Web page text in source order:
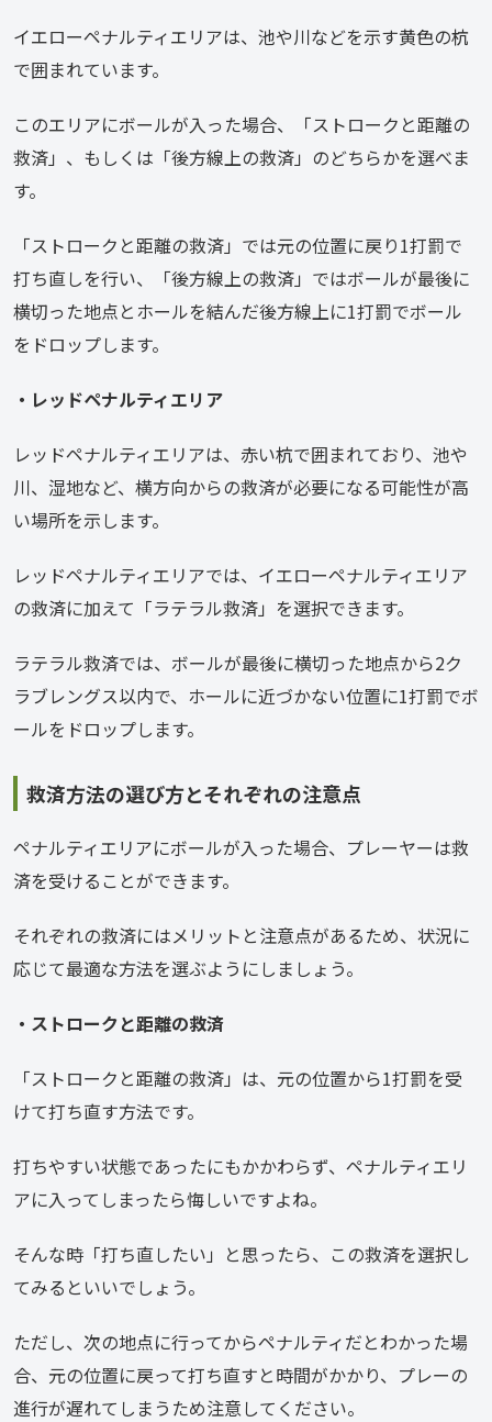
イエローペナルティエリアは、池や川などを示す黄色の杭
で囲まれています。
このエリアにボールが入った場合、「ストロークと距離の
救済」、もしくは「後方線上の救済」のどちらかを選べま
す。
「ストロークと距離の救済」では元の位置に戻り1打罰で
打ち直しを行い、「後方線上の救済」ではボールが最後に
横切った地点とホールを結んだ後方線上に1打罰でボール
をドロップします。
・レッドペナルティエリア
レッドペナルティエリアは、赤い杭で囲まれており、池や
川、湿地など、横方向からの救済が必要になる可能性が高
い場所を示します。
レッドペナルティエリアでは、イエローペナルティエリア
の救済に加えて「ラテラル救済」を選択できます。
ラテラル救済では、ボールが最後に横切った地点から2ク
ラブレングス以内で、ホールに近づかない位置に1打罰でボ
ールをドロップします。
救済方法の選び方とそれぞれの注意点
ペナルティエリアにボールが入った場合、プレーヤーは救
済を受けることができます。
それぞれの救済にはメリットと注意点があるため、状況に
応じて最適な方法を選ぶようにしましょう。
・ストロークと距離の救済
「ストロークと距離の救済」は、元の位置から1打罰を受
けて打ち直す方法です。
打ちやすい状態であったにもかかわらず、ペナルティエリ
アに入ってしまったら悔しいですよね。
そんな時「打ち直したい」と思ったら、この救済を選択し
てみるといいでしょう。
ただし、次の地点に行ってからペナルティだとわかった場
合、元の位置に戻って打ち直すと時間がかかり、プレーの
進行が遅れてしまうため注意してください。